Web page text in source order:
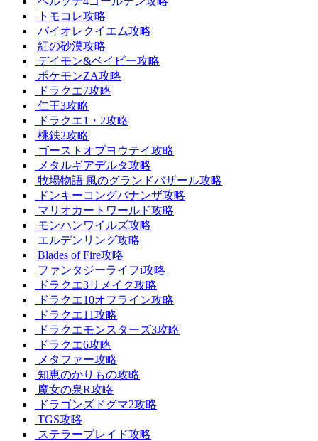
トモコレ攻略
バイオレクイエム攻略
紅の砂漠攻略
デイモン&ベイビー攻略
ポケモンZA攻略
ドラクエ7攻略
仁王3攻略
ドラクエ1・2攻略
桃鉄2攻略
ゴーストオブヨウテイ攻略
メタルギアデルタ攻略
牧場物語 風のグランドバザール攻略
ドンキーコングバナンザ攻略
マリオカートワールド攻略
モンハンワイルズ攻略
エルデンリング攻略
Blades of Fire攻略
ファンタジーライフi攻略
ドラクエ3リメイク攻略
ドラクエ10オフライン攻略
ドラクエ11攻略
ドラクエモンスターズ3攻略
ドラクエ6攻略
メタファー攻略
知恵のかりもの攻略
魔女の泉R攻略
ドラゴンズドグマ2攻略
TGS攻略
ステラーブレイド攻略